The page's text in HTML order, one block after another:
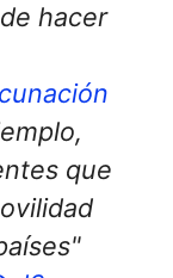
hacer
que